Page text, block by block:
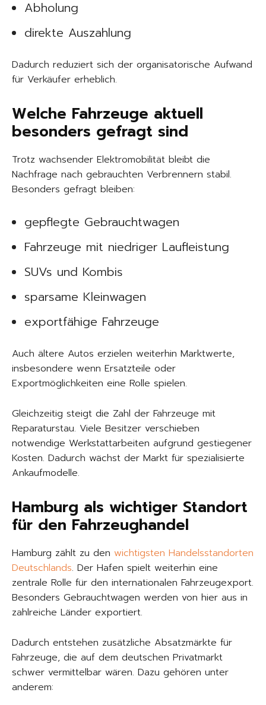
Abholung
direkte Auszahlung
Dadurch reduziert sich der organisatorische Aufwand
für Verkäufer erheblich.
Welche Fahrzeuge aktuell
besonders gefragt sind
Trotz wachsender Elektromobilität bleibt die
Nachfrage nach gebrauchten Verbrennern stabil.
Besonders gefragt bleiben:
gepflegte Gebrauchtwagen
Fahrzeuge mit niedriger Laufleistung
SUVs und Kombis
sparsame Kleinwagen
exportfähige Fahrzeuge
Auch ältere Autos erzielen weiterhin Marktwerte,
insbesondere wenn Ersatzteile oder
Exportmöglichkeiten eine Rolle spielen.
Gleichzeitig steigt die Zahl der Fahrzeuge mit
Reparaturstau. Viele Besitzer verschieben
notwendige Werkstattarbeiten aufgrund gestiegener
Kosten. Dadurch wächst der Markt für spezialisierte
Ankaufmodelle.
Hamburg als wichtiger Standort
für den Fahrzeughandel
Hamburg zählt zu den wichtigsten Handelsstandorten
Deutschlands. Der Hafen spielt weiterhin eine
zentrale Rolle für den internationalen Fahrzeugexport.
Besonders Gebrauchtwagen werden von hier aus in
zahlreiche Länder exportiert.
Dadurch entstehen zusätzliche Absatzmärkte für
Fahrzeuge, die auf dem deutschen Privatmarkt
schwer vermittelbar wären. Dazu gehören unter
anderem: